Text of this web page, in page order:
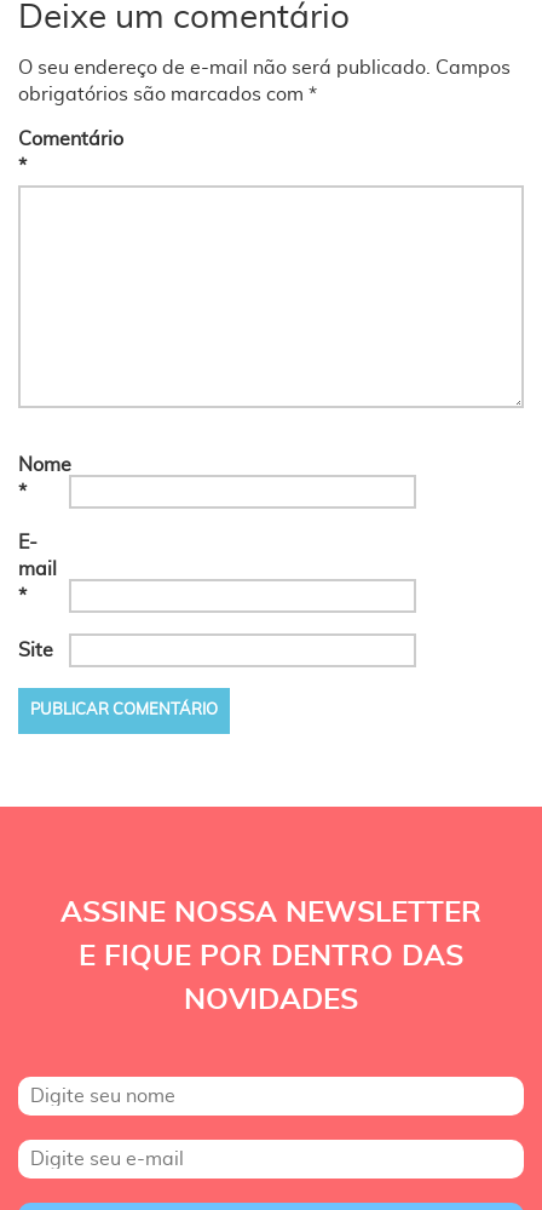
Deixe um comentário
O seu endereço de e-mail não será publicado. Campos
obrigatórios são marcados com *
Comentário
*
Nome
*
E-
mail
*
Site
ASSINE NOSSA NEWSLETTER
E FIQUE POR DENTRO DAS
NOVIDADES